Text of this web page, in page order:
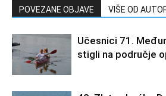
POVEZANE OBJAVE VIŠE OD
Učesnici 71.
stigli na područje